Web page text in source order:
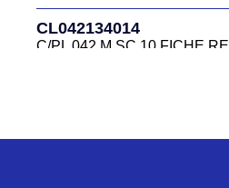
CL042134014
C/PL 042 M SC 10 FICHE